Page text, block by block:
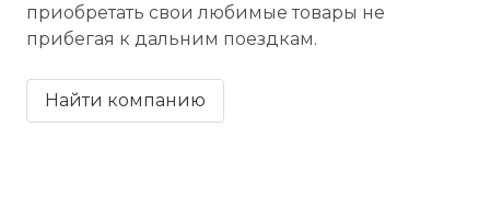
приобретать свои любимые товары не
прибегая к дальним поездкам.
Найти компанию